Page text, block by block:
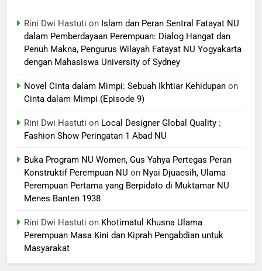
Rini Dwi Hastuti on Islam dan Peran Sentral Fatayat NU
dalam Pemberdayaan Perempuan: Dialog Hangat dan
Penuh Makna, Pengurus Wilayah Fatayat NU Yogyakarta
dengan Mahasiswa University of Sydney
Novel Cinta dalam Mimpi: Sebuah Ikhtiar Kehidupan on
Cinta dalam Mimpi (Episode 9)
Rini Dwi Hastuti on Local Designer Global Quality :
Fashion Show Peringatan 1 Abad NU
Buka Program NU Women, Gus Yahya Pertegas Peran
Konstruktif Perempuan NU on Nyai Djuaesih, Ulama
Perempuan Pertama yang Berpidato di Muktamar NU
Menes Banten 1938
Rini Dwi Hastuti on Khotimatul Khusna Ulama
Perempuan Masa Kini dan Kiprah Pengabdian untuk
Masyarakat